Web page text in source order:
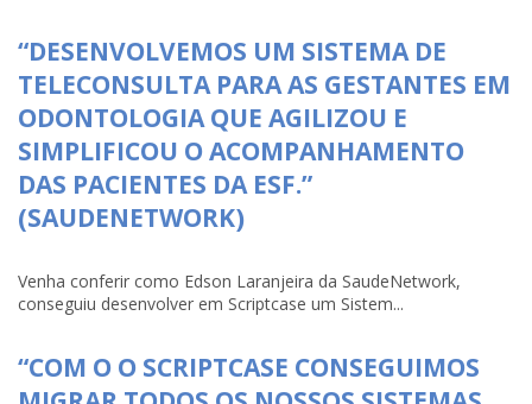
“DESENVOLVEMOS UM SISTEMA DE
TELECONSULTA PARA AS GESTANTES EM
ODONTOLOGIA QUE AGILIZOU E
SIMPLIFICOU O ACOMPANHAMENTO
DAS PACIENTES DA ESF.”
(SAUDENETWORK)
Venha conferir como Edson Laranjeira da SaudeNetwork,
conseguiu desenvolver em Scriptcase um Sistem...
“COM O O SCRIPTCASE CONSEGUIMOS